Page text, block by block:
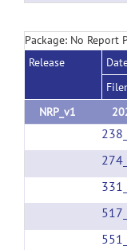
Package: No Report
Release
NRP_v1